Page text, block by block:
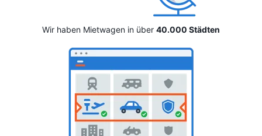
Wir haben Mietwagen in über 40.000 Städten